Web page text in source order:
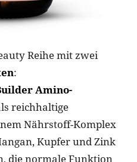
Reihe mit zwei
:
Amino-
reichhaltige
Nährstoff-Komplex
Kupfer und Zink
die normale Funktion